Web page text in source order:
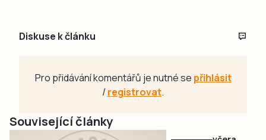
Diskuse k článku
Pro přidávání komentářů je nutné se přihlásit
/registrovat.
Související články